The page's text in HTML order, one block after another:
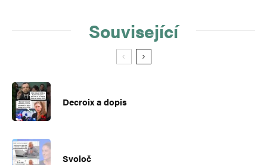
Související
Decroix a dopis
Svoloč